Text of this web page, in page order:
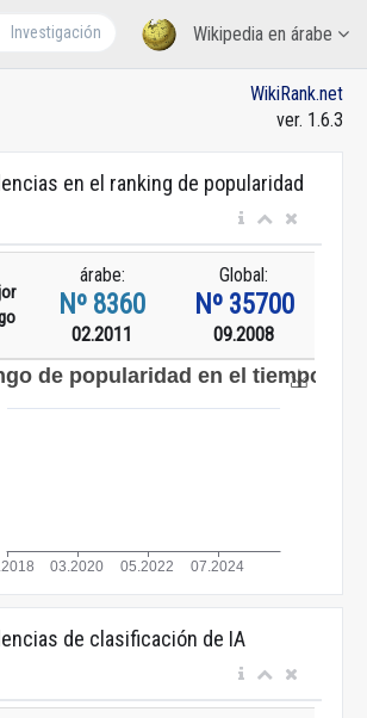
Wikipedia en árabe
Investigación
WikiRank.net
ver. 1.6.3
en el ranking de popularidad
árabe:
Nº 8360
02.2011
Global:
Nº 35700
09.2008
de clasificación de IA